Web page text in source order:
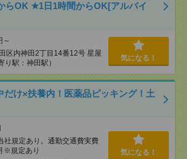
らOK ★1日1時間からOK[アルバイ
～
区内神田2丁目14番12号 星屋
駅：神田駅）
気になる！
だけ×扶養内！医薬品ピッキング！土
社規定あり。通勤交通費実費
※規定あり
気になる！